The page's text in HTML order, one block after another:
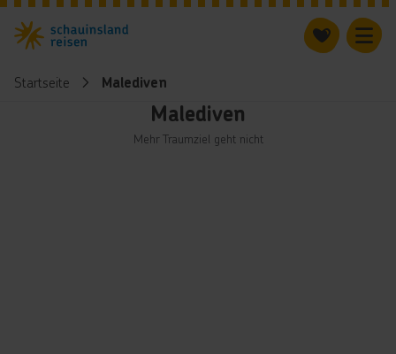
Startseite Malediven
Malediven
Mehr Traumziel geht nicht